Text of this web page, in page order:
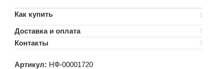
Как купить
Доставка и оплата
Контакты
Артикул: НФ-00001720